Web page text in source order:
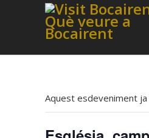
Aquest esdeveniment ja